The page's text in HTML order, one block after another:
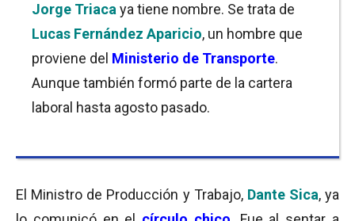
Jorge Triaca ya tiene nombre. Se trata de
Lucas Fernández Aparicio, un hombre que
proviene del Ministerio de Transporte.
Aunque también formó parte de la cartera
laboral hasta agosto pasado.
El Ministro de Producción y Trabajo, Dante Sica, ya